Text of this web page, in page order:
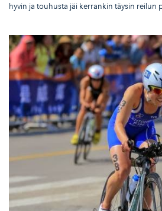
hyvin ja touhusta jäi kerrankin täysin reilun